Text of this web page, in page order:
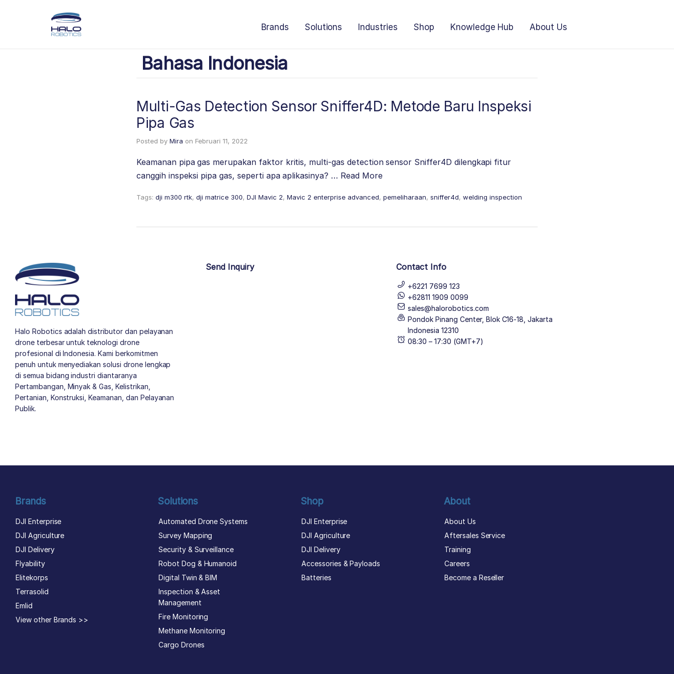
Brands Solutions Industries Shop Knowledge Hub About Us
Bahasa Indonesia
Multi-Gas Detection Sensor Sniffer4D: Metode Baru Inspeksi
Pipa Gas
Posted by Mira on Februari 11, 2022
Keamanan pipa gas merupakan faktor kritis, multi-gas detection sensor Sniffer4D dilengkapi fitur
canggih inspeksi pipa gas, seperti apa aplikasinya? … Read More
Tags: dji m300 rtk, dji matrice 300, DJI Mavic 2, Mavic 2 enterprise advanced, pemeliharaan, sniffer4d, welding inspection
Halo Robotics adalah distributor dan pelayanan
drone terbesar untuk teknologi drone
profesional di Indonesia. Kami berkomitmen
penuh untuk menyediakan solusi drone lengkap
di semua bidang industri diantaranya
Pertambangan, Minyak & Gas, Kelistrikan,
Pertanian, Konstruksi, Keamanan, dan Pelayanan
Publik.
Send Inquiry Contact Info
+6221 7699 123
+62811 1909 0099
sales@halorobotics.com
Pondok Pinang Center, Blok C16-18, Jakarta
Indonesia 12310
08:30 – 17:30 (GMT+7)
Brands
DJI Enterprise
DJI Agriculture
DJI Delivery
Flyability
Elitekorps
Terrasolid
Emlid
View other Brands >>
Solutions
Automated Drone Systems
Survey Mapping
Security & Surveillance
Robot Dog & Humanoid
Digital Twin & BIM
Inspection & Asset
Management
Fire Monitoring
Methane Monitoring
Cargo Drones
Shop
DJI Enterprise
DJI Agriculture
DJI Delivery
Accessories & Payloads
Batteries
About
About Us
Aftersales Service
Training
Careers
Become a Reseller